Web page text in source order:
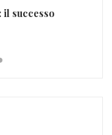
il successo